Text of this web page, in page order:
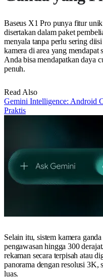
Baseus X1 Pro punya fitur
disertakan dalam paket
menyala tanpa perlu sering
kamera di area yang mendapat
Anda bisa mendapatkan daya
penuh.
Read Also
Gemini Intelligence: Android
Praktis
Selain itu, sistem kamera
pengawasan hingga 300
rekaman secara terpisah atau
panorama dengan resolusi 3K,
luas.